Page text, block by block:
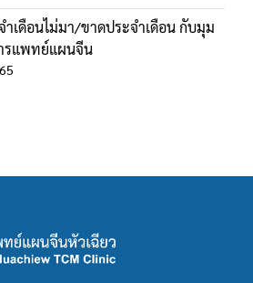
ำเดือนไม่มา/ขาดประจำเดือน กับมุม
รแพทย์แผนจีน